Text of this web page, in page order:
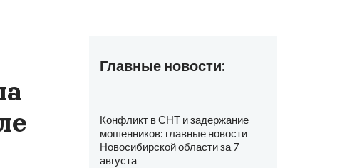
Главные новости:
Конфликт в СНТ и задержание
мошенников: главные новости
Новосибирской области за 7
августа